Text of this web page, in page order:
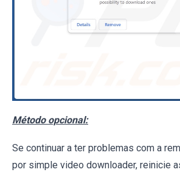
Método opcional:
Se continuar a ter problemas com a
por simple video downloader, reinicie